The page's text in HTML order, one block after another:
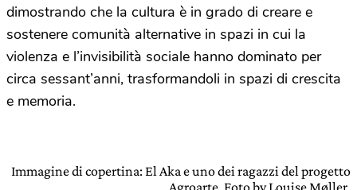
dimostrando che la cultura è in grado di creare e
sostenere comunità alternative in spazi in cui la
violenza e l’invisibilità sociale hanno dominato per
circa sessant’anni, trasformandoli in spazi di crescita
e memoria.
Immagine di copertina: El Aka e uno dei ragazzi del progetto
Agroarte. Foto by Louise Møller.